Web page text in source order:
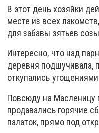
В этот день хозяйки
месте из всех
для забавы зятьев
Интересно, что над
деревня подшучивала,
откупались
Повсюду на Масленицу
продавались горячие
палаток, прямо под